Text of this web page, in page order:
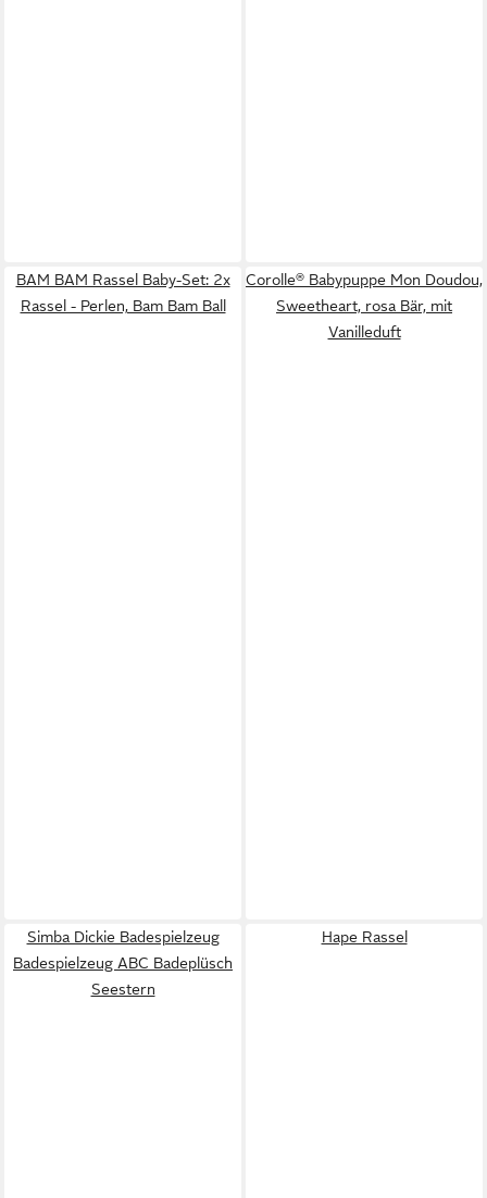
BAM BAM Rassel Baby-Set: 2x
Rassel - Perlen, Bam Bam Ball
Corolle® Babypuppe Mon Doudou,
Sweetheart, rosa Bär, mit
Vanilleduft
Simba Dickie Badespielzeug
Badespielzeug ABC Badeplüsch
Seestern
Hape Rassel